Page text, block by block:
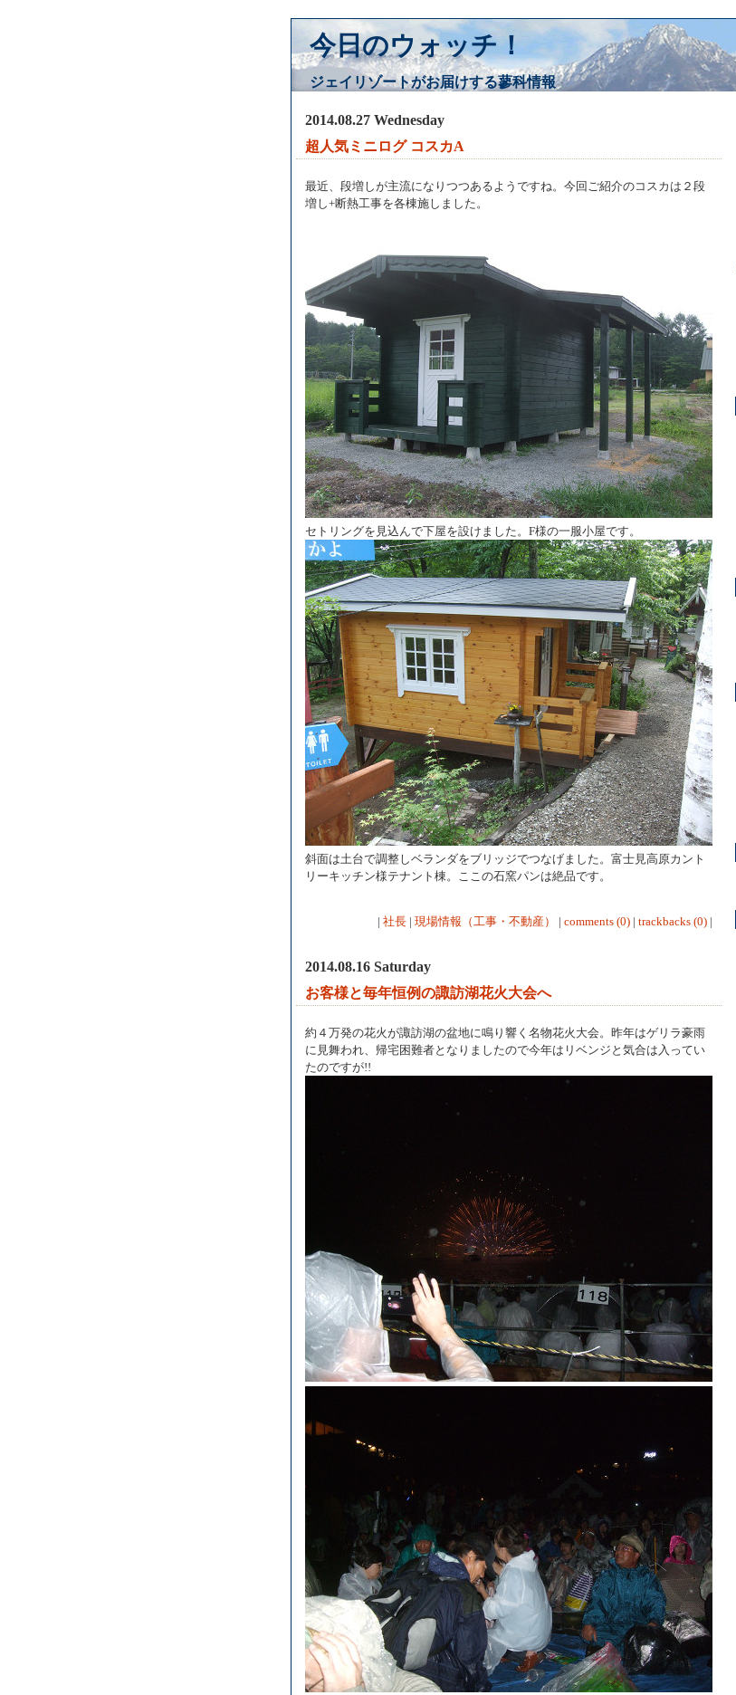
今日のウォッチ！
ジェイリゾートがお届けする蓼科情報
2014.08.27 Wednesday
超人気ミニログ コスカA
最近、段増しが主流になりつつあるようですね。今回ご紹介のコスカは２段
増し+断熱工事を各棟施しました。
セトリングを見込んで下屋を設けました。F様の一服小屋です。
斜面は土台で調整しベランダをブリッジでつなげました。富士見高原カント
リーキッチン様テナント棟。ここの石窯パンは絶品です。
| 社長 | 現場情報（工事・不動産） | comments (0) | trackbacks (0) |
2014.08.16 Saturday
お客様と毎年恒例の諏訪湖花火大会へ
約４万発の花火が諏訪湖の盆地に鳴り響く名物花火大会。昨年はゲリラ豪雨
に見舞われ、帰宅困難者となりましたので今年はリベンジと気合は入ってい
たのですが!!